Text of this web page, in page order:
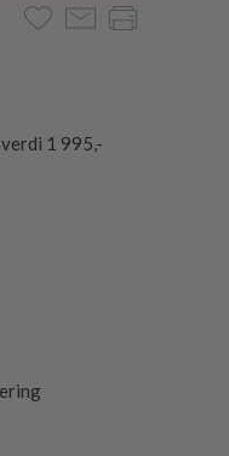
1 995,-